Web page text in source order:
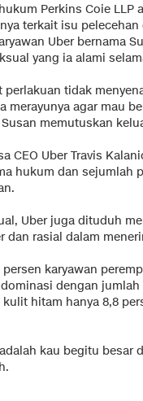
Perkins Coie LLP
terkait isu
Uber bernama
yang ia alami
tidak
merayunya agar mau
memutuskan
CEO Uber Travis
hukum dan sejumlah
Uber juga dituduh
rasial dalam
karyawan
dengan
hitam hanya 8,8
kau begitu besar